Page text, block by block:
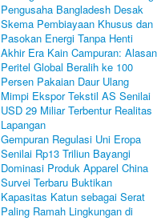
Pengusaha Bangladesh Desak
Skema Pembiayaan Khusus dan
Pasokan Energi Tanpa Henti
Akhir Era Kain Campuran: Alasan
Peritel Global Beralih ke 100
Persen Pakaian Daur Ulang
Mimpi Ekspor Tekstil AS Senilai
USD 29 Miliar Terbentur Realitas
Lapangan
Gempuran Regulasi Uni Eropa
Senilai Rp13 Triliun Bayangi
Dominasi Produk Apparel China
Survei Terbaru Buktikan
Kapasitas Katun sebagai Serat
Paling Ramah Lingkungan di